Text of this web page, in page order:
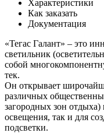
Характеристики
Как заказать
Документация
«Тегас Галант» – это
светильник
собой
тек.
Он открывает
различных
загородных зон
освещения, так и для
подсветки.